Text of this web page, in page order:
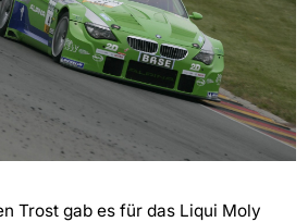
Trost gab es für das Liqui Moly